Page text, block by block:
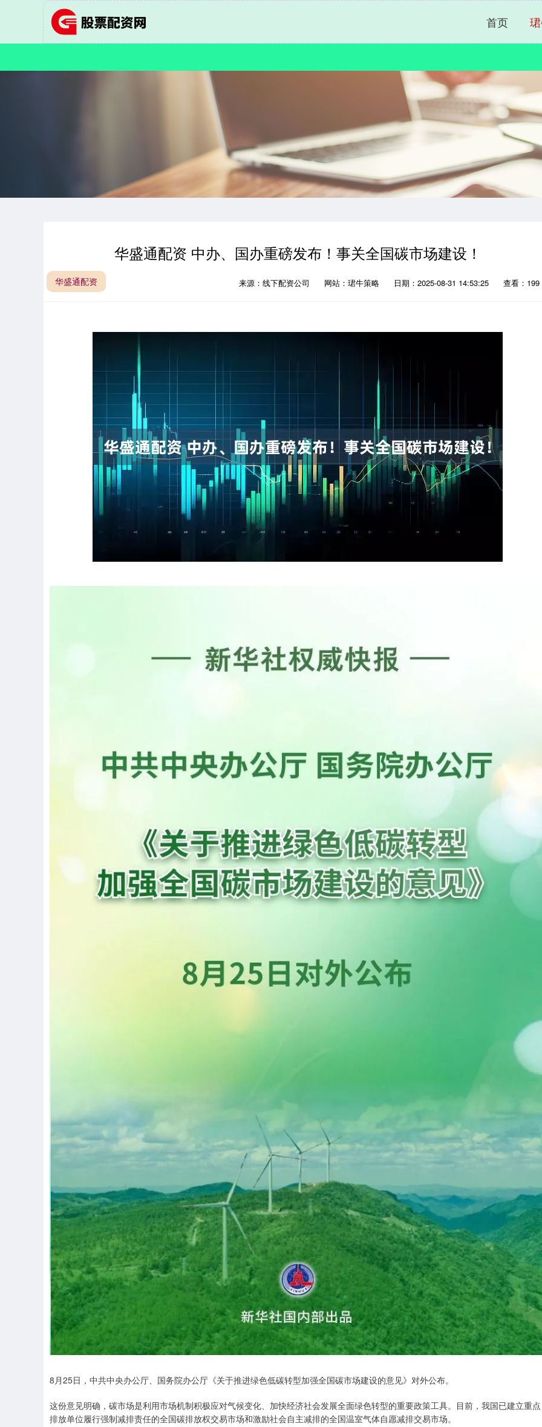
首页
华盛通配资 中办、国办重磅发布！事关全国碳市场建设！
华盛通配资 来源：线下配资公司 网站：珺牛策略 日期：2025-08-31 14:53:25 查看：199
8月25日，中共中央办公厅、国务院办公厅《关于推进绿色低碳转型加强全国碳市场建设的意见》对外公布。
这份意见明确，碳市场是利用市场机制积极应对气候变化、加快经济社会发展全面绿色转型的重要政策工具。目前，我国已建立重点
排放单位履行强制减排责任的全国碳排放权交易市场和激励社会自主减排的全国温室气体自愿减排交易市场。